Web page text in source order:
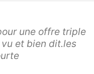
une offre triple
et bien dit.les